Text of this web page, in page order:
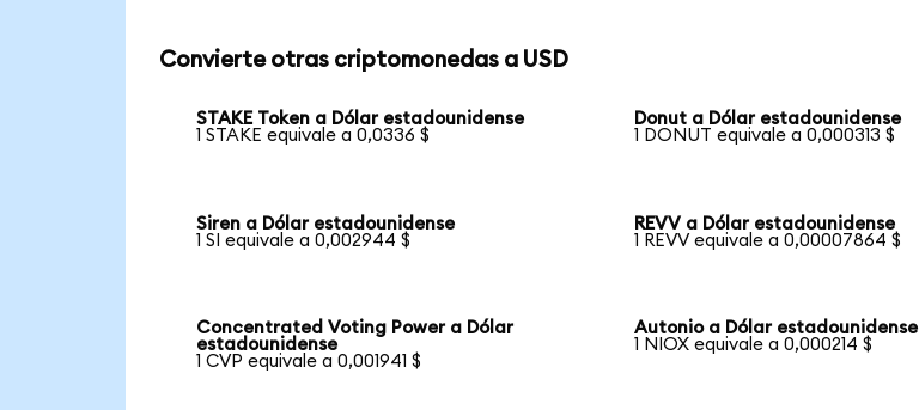
Convierte otras criptomonedas a USD
STAKE Token a Dólar estadounidense
1 STAKE equivale a 0,0336 $
Donut a Dólar estadounidense
1 DONUT equivale a 0,000313 $
Siren a Dólar estadounidense
1 SI equivale a 0,002944 $
REVV a Dólar estadounidense
1 REVV equivale a 0,00007864 $
Concentrated Voting Power a Dólar
estadounidense
1 CVP equivale a 0,001941 $
Autonio a Dólar estadounidense
1 NIOX equivale a 0,000214 $